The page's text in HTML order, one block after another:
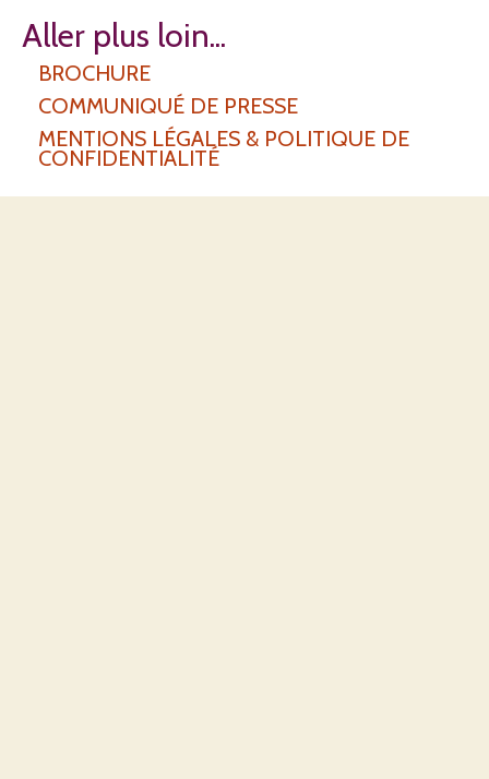
b
o
k
g
a
Aller plus loin...
BROCHURE
COMMUNIQUÉ DE PRESSE
MENTIONS LÉGALES & POLITIQUE DE
CONFIDENTIALITÉ